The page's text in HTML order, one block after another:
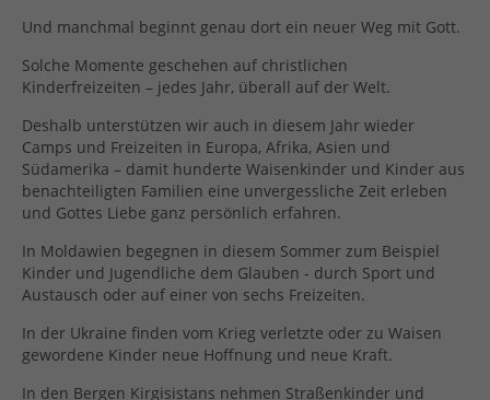
Und manchmal beginnt genau dort ein neuer Weg mit Gott.
Solche Momente geschehen auf christlichen
Kinderfreizeiten – jedes Jahr, überall auf der Welt.
Deshalb unterstützen wir auch in diesem Jahr wieder
Camps und Freizeiten in Europa, Afrika, Asien und
Südamerika – damit hunderte Waisenkinder und Kinder aus
benachteiligten Familien eine unvergessliche Zeit erleben
und Gottes Liebe ganz persönlich erfahren.
In Moldawien begegnen in diesem Sommer zum Beispiel
Kinder und Jugendliche dem Glauben - durch Sport und
Austausch oder auf einer von sechs Freizeiten.
In der Ukraine finden vom Krieg verletzte oder zu Waisen
gewordene Kinder neue Hoffnung und neue Kraft.
In den Bergen Kirgisistans nehmen Straßenkinder und